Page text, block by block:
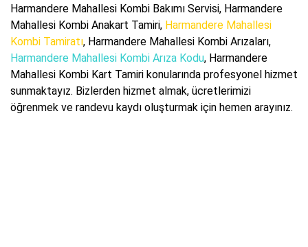
Harmandere Mahallesi Kombi Bakımı Servisi, Harmandere
Mahallesi Kombi Anakart Tamiri, Harmandere Mahallesi
Kombi Tamiratı, Harmandere Mahallesi Kombi Arızaları,
Harmandere Mahallesi Kombi Arıza Kodu, Harmandere
Mahallesi Kombi Kart Tamiri konularında profesyonel hizmet
sunmaktayız. Bizlerden hizmet almak, ücretlerimizi
öğrenmek ve randevu kaydı oluşturmak için hemen arayınız.